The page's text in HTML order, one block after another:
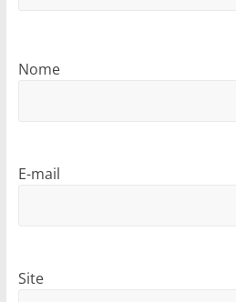
Nome
E-mail
Site